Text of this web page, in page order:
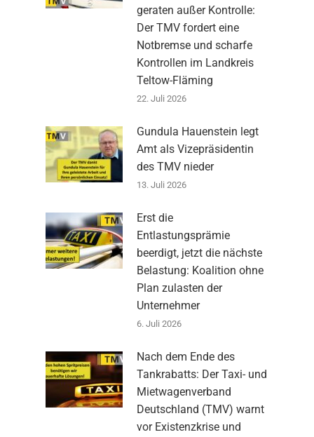
geraten außer Kontrolle:
Der TMV fordert eine
Notbremse und scharfe
Kontrollen im Landkreis
Teltow-Fläming
22. Juli 2026
Gundula Hauenstein legt
Amt als Vizepräsidentin
des TMV nieder
13. Juli 2026
Erst die
Entlastungsprämie
beerdigt, jetzt die nächste
Belastung: Koalition ohne
Plan zulasten der
Unternehmer
6. Juli 2026
Nach dem Ende des
Tankrabatts: Der Taxi- und
Mietwagenverband
Deutschland (TMV) warnt
vor Existenzkrise und